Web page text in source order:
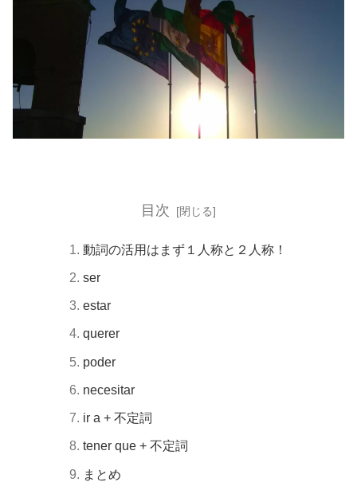
目次
動詞の活用はまず１人称と２人称！
ser
estar
querer
poder
necesitar
ir a + 不定詞
tener que + 不定詞
まとめ